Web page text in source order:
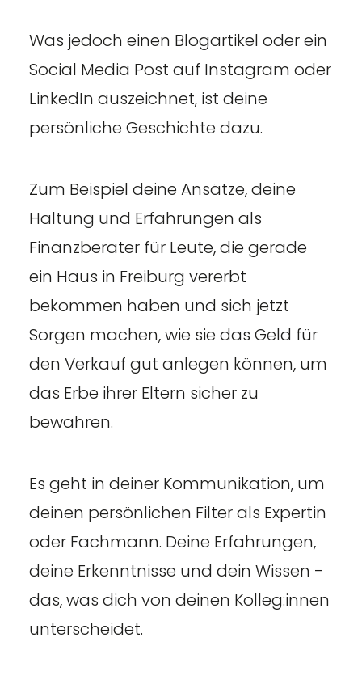
Was jedoch einen Blogartikel oder ein
Social Media Post auf Instagram oder
LinkedIn auszeichnet, ist deine
persönliche Geschichte dazu.
Zum Beispiel deine Ansätze, deine
Haltung und Erfahrungen als
Finanzberater für Leute, die gerade
ein Haus in Freiburg vererbt
bekommen haben und sich jetzt
Sorgen machen, wie sie das Geld für
den Verkauf gut anlegen können, um
das Erbe ihrer Eltern sicher zu
bewahren.
Es geht in deiner Kommunikation, um
deinen persönlichen Filter als Expertin
oder Fachmann. Deine Erfahrungen,
deine Erkenntnisse und dein Wissen -
das, was dich von deinen Kolleg:innen
unterscheidet.